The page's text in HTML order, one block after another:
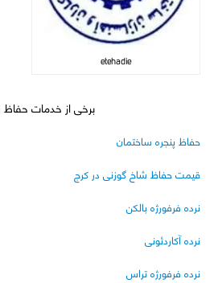
etehadie
برخی از خدمات حفاظ
حفاظ پنجره ساختمان
قیمت حفاظ شاخ گوزنی در کرج
نرده فرفورژه بالکن
نرده آکاردئونی
نرده فرفورژه تراس